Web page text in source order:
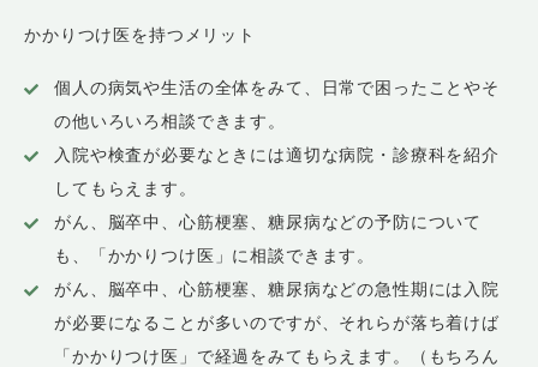
かかりつけ医を持つメリット
個人の病気や生活の全体をみて、日常で困ったことやそ
の他いろいろ相談できます。
入院や検査が必要なときには適切な病院・診療科を紹介
してもらえます。
がん、脳卒中、心筋梗塞、糖尿病などの予防について
も、「かかりつけ医」に相談できます。
がん、脳卒中、心筋梗塞、糖尿病などの急性期には入院
が必要になることが多いのですが、それらが落ち着けば
「かかりつけ医」で経過をみてもらえます。（もちろん